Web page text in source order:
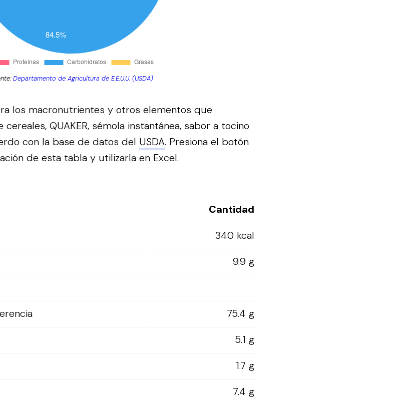
Departamento de Agricultura de E.E.U.U. (USDA)
los macronutrientes y otros elementos que
QUAKER, sémola instantánea, sabor a tocino
con la base de datos del USDA. Presiona el botón
de esta tabla y utilizarla en Excel.
Cantidad
340 kcal
9.9 g
75.4 g
5.1 g
1.7 g
7.4 g